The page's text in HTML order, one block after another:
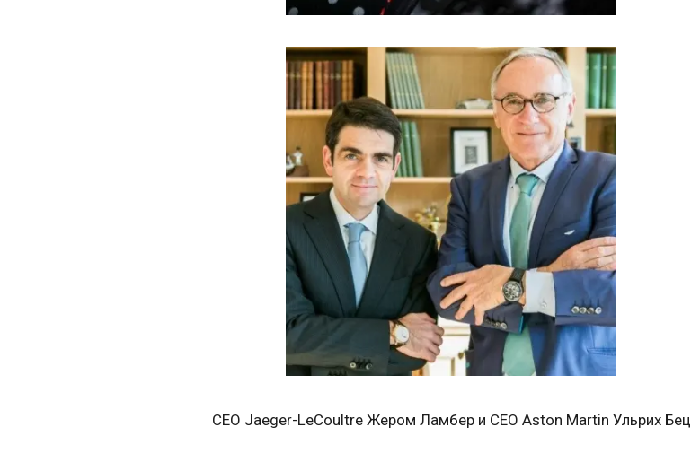
CEO Jaeger-LeCoultre Жером Ламбер и CEO Aston Martin Ульрих Бец